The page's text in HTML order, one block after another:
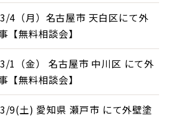
3/4（月）名古屋市 天白区にて外
【無料相談会】
3/1（金） 名古屋市 中川区 にて外
【無料相談会】
3/9(土) 愛知県 瀬戸市 にて外壁塗